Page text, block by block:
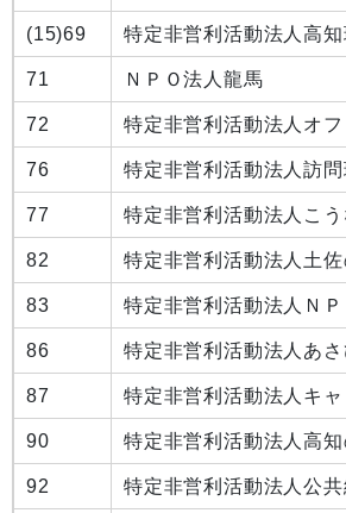
(15)69 特定非営利活動法人高知
71 ＮＰＯ法人龍馬
72 特定非営利活動法人オ
76 特定非営利活動法人訪
77 特定非営利活動法人こ
82 特定非営利活動法人土
83 特定非営利活動法人Ｎ
86 特定非営利活動法人あさ
87 特定非営利活動法人キ
90 特定非営利活動法人高
92 特定非営利活動法人公